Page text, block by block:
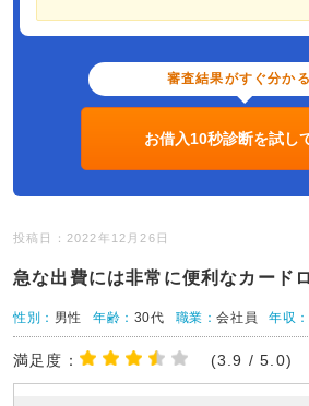
審査結果がすぐ分か
お借入10秒診断を試し
投稿日：2022年12月26日
急な出費には非常に便利なカード
性別： 男性 年齢： 30代 職業：会社員 年収
満足度： (3.9 / 5.0)